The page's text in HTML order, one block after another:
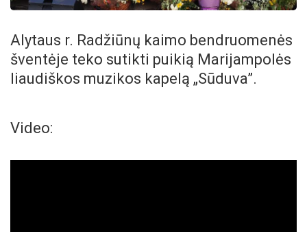
Alytaus r. Radžiūnų kaimo bendruomenės
šventėje teko sutikti puikią Marijampolės
liaudiškos muzikos kapelą „Sūduva”.
Video: